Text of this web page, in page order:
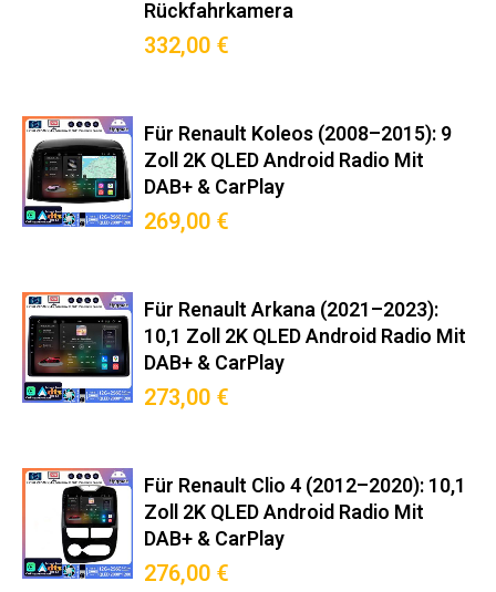
Rückfahrkamera
332,00 €
Für Renault Koleos (2008–2015): 9
Zoll 2K QLED Android Radio Mit
DAB+ & CarPlay
269,00 €
Für Renault Arkana (2021–2023):
10,1 Zoll 2K QLED Android Radio Mit
DAB+ & CarPlay
273,00 €
Für Renault Clio 4 (2012–2020): 10,1
Zoll 2K QLED Android Radio Mit
DAB+ & CarPlay
276,00 €